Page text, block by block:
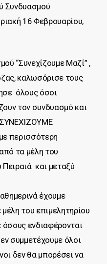
Συνδυασμού
16 Φεβρουαρίου,
“Συνεχίζουμε Μαζί” ,
καλωσόρισε τους
όλους όσοι
τον συνδυασμό και
περισσότερη
τα μέλη του
Πειραιά και μεταξύ
έχουμε
του επιμελητηρίου
όσους ενδιαφέρονται
συμμετέχουμε όλοι
δεν θα μπορέσει να